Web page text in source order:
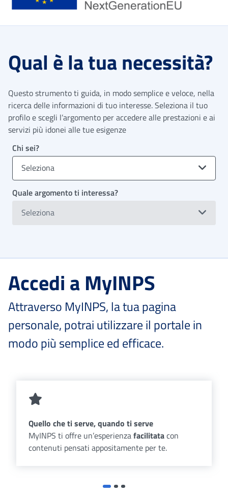
Qual è la tua necessità?
Questo strumento ti guida, in modo semplice e veloce, nella
ricerca delle informazioni di tuo interesse. Seleziona il tuo
profilo e scegli l’argomento per accedere alle prestazioni e ai
servizi più idonei alle tue esigenze
Chi sei?
Seleziona
Quale argomento ti interessa?
Seleziona
Accedi a MyINPS
Attraverso MyINPS, la tua pagina
personale, potrai utilizzare il portale in
modo più semplice ed efficace.
Quello che ti serve, quando ti serve
MyINPS ti offre un’esperienzafacilitatacon
contenuti pensati appositamente per te.